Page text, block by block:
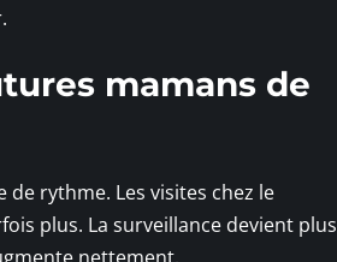
mamans de
rythme. Les visites chez le
plus. La surveillance devient plus